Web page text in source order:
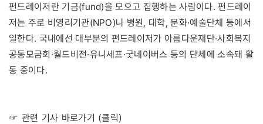
펀드레이저란 기금(fund)을 모으고 집행하는 사람이다. 펀드레이
저는 주로 비영리기관(NPO)나 병원, 대학, 문화·예술단체 등에서
일한다. 국내에선 대부분의 펀드레이저가 아름다운재단·사회복지
공동모금회·월드비전·유니세프·굿네이버스 등의 단체에 소속돼 활
동 중이다.
☞ 관련 기사 바로가기 (클릭)